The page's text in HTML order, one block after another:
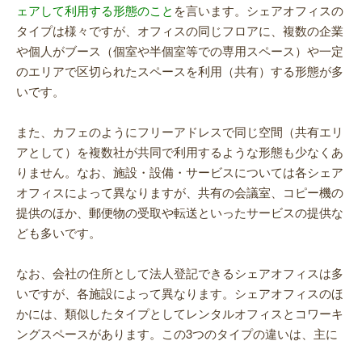
ェアして利用する形態のこと を言います。シェアオフィスの
タイプは様々ですが、オフィスの同じフロアに、複数の企業
や個人がブース（個室や半個室等での専用スペース）や一定
のエリアで区切られたスペースを利用（共有）する形態が多
いです。
また、カフェのようにフリーアドレスで同じ空間（共有エリ
アとして）を複数社が共同で利用するような形態も少なくあ
りません。なお、施設・設備・サービスについては各シェア
オフィスによって異なりますが、共有の会議室、コピー機の
提供のほか、郵便物の受取や転送といったサービスの提供な
ども多いです。
なお、会社の住所として法人登記できるシェアオフィスは多
いですが、各施設によって異なります。シェアオフィスのほ
かには、類似したタイプとしてレンタルオフィスとコワーキ
ングスペースがあります。この3つのタイプの違いは、主に